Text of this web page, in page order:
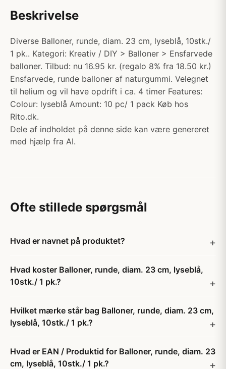
Beskrivelse
Diverse Balloner, runde, diam. 23 cm, lyseblå, 10stk./
1 pk.. Kategori: Kreativ / DIY > Balloner > Ensfarvede
balloner. Tilbud: nu 16.95 kr. (regalo 8% fra 18.50 kr.)
Ensfarvede, runde balloner af naturgummi. Velegnet
til helium og vil have opdrift i ca. 4 timer Features:
Colour: lyseblå Amount: 10 pc/ 1 pack Køb hos
Rito.dk.
Dele af indholdet på denne side kan være genereret
med hjælp fra AI.
Ofte stillede spørgsmål
Hvad er navnet på produktet?
Hvad koster Balloner, runde, diam. 23 cm, lyseblå,
10stk./ 1 pk.?
Hvilket mærke står bag Balloner, runde, diam. 23 cm,
lyseblå, 10stk./ 1 pk.?
Hvad er EAN / Produktid for Balloner, runde, diam. 23
cm, lyseblå, 10stk./ 1 pk.?